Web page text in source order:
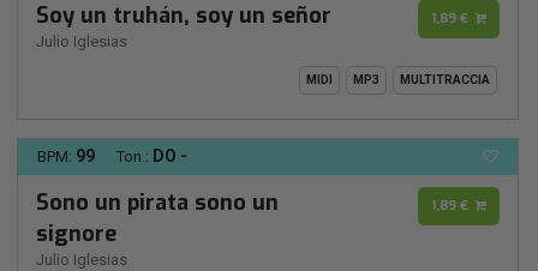
Soy un truhán, soy un señor
Julio Iglesias
1,89 €
MIDI MP3 MULTITRACCIA
BPM: 99 Ton.: DO -
Sono un pirata sono un
signore
Julio Iglesias
1,89 €